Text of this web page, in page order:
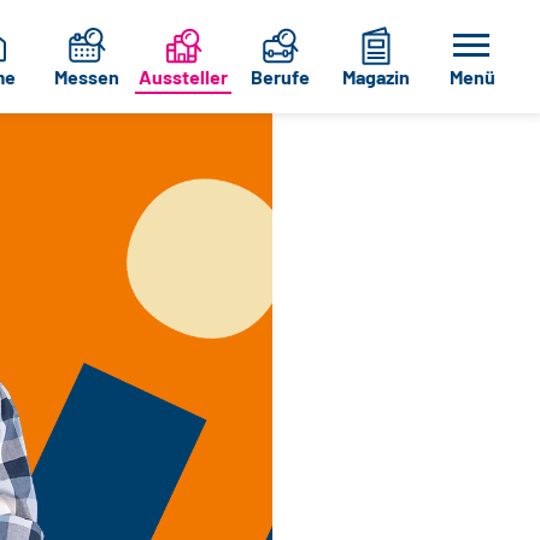
Messen Aussteller Berufe Magazin Menü